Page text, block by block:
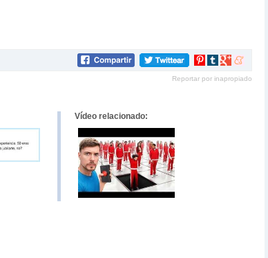
Compartir
Pinterest
Compartir
tumblr
Compartir
Google+
Compartir
meneame
Reportar por inapropiado
Vídeo relacionado: